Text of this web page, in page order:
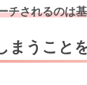
チされるのは
まうこと